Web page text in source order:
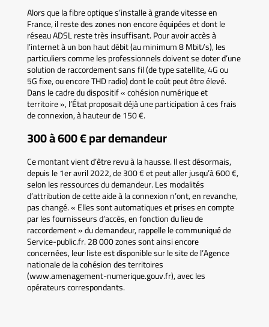
Alors que la fibre optique s’installe à grande vitesse en
France, il reste des zones non encore équipées et dont le
réseau ADSL reste très insuffisant. Pour avoir accès à
l’internet à un bon haut débit (au minimum 8 Mbit/s), les
particuliers comme les professionnels doivent se doter d’une
solution de raccordement sans fil (de type satellite, 4G ou
5G fixe, ou encore THD radio) dont le coût peut être élevé.
Dans le cadre du dispositif « cohésion numérique et
territoire », l’État proposait déjà une participation à ces frais
de connexion, à hauteur de 150 €.
300 à 600 € par demandeur
Ce montant vient d’être revu à la hausse. Il est désormais,
depuis le 1er avril 2022, de 300 € et peut aller jusqu’à 600 €,
selon les ressources du demandeur. Les modalités
d’attribution de cette aide à la connexion n’ont, en revanche,
pas changé. « Elles sont automatiques et prises en compte
par les fournisseurs d’accès, en fonction du lieu de
raccordement » du demandeur, rappelle le communiqué de
Service-public.fr. 28 000 zones sont ainsi encore
concernées, leur liste est disponible sur le site de l’Agence
nationale de la cohésion des territoires
(www.amenagement-numerique.gouv.fr), avec les
opérateurs correspondants.